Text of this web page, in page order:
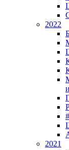
2022
2021